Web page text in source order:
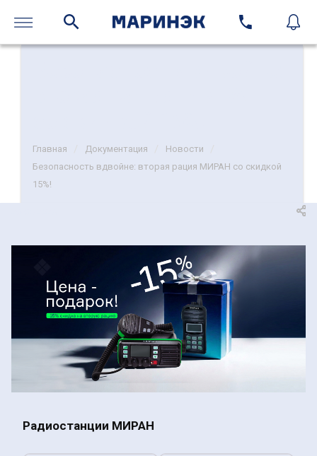
Главная Документация Новости
Безопасность вдвойне: вторая рация МИРАН со скидкой
15%!
Радиостанции МИРАН